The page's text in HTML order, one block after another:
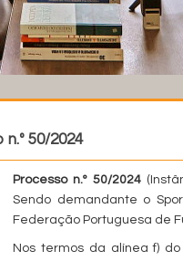
50/2024
Processo n.º 50/2024
Sendo demandante o
Federação Portuguesa de
Nos termos da alínea f)